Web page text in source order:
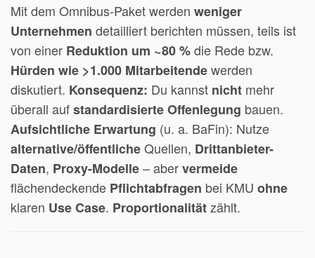
Mit dem Omnibus-Paket werden weniger
Unternehmen detailliert berichten müssen, teils ist
von einer Reduktion um ~80 %die Rede bzw.
Hürden wie >1.000 Mitarbeitendewerden
diskutiert. Konsequenz: Du kannst nicht mehr
überall aufstandardisierte Offenlegung bauen.
Aufsichtliche Erwartung (u. a. BaFin): Nutze
alternative/öffentlicheQuellen, Drittanbieter-
Daten, Proxy-Modelle– abervermeide
flächendeckende Pflichtabfragen bei KMU ohne
klaren Use Case. Proportionalitätzählt.